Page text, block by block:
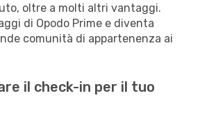
oltre a molti altri vantaggi.
di Opodo Prime e diventa
comunità di appartenenza ai
il check-in per il tuo